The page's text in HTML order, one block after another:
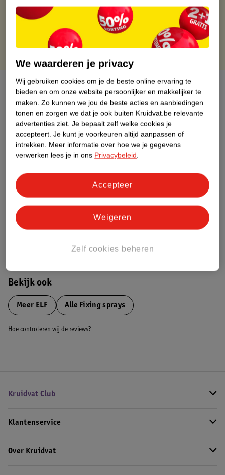
Gratis retourneren binnen 30 dagen
Gratis punten met je Kruidvat kaart
Over dit product
Productinformatie
Etiketinformatie
Dit product heeft (nog) geen Nature
Meer informatie
Bestel & Bezorginformatie
Bekijk ook
Meer ELF Alle Fixing sprays
Hoe controleren wij de reviews?
Kruidvat Club
Klantenservice
Over Kruidvat
We waarderen je privacy
Wij gebruiken cookies om je de beste online ervaring te
bieden en om onze website persoonlijker en makkelijker te
maken. Zo kunnen we jou de beste acties en aanbiedingen
tonen en zorgen we dat je ook buiten Kruidvat.be relevante
advertenties ziet. Je bepaalt zelf welke cookies je
accepteert. Je kunt je voorkeuren altijd aanpassen of
intrekken. Meer informatie over hoe we je gegevens
verwerken lees je in ons Privacybeleid.
Zelf cookies beheren
Weigeren
Accepteer